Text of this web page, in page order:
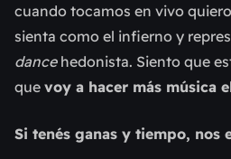
cuando tocamos en vivo
sienta como el infierno y
dancehedonista. Siento que
que voy a hacer más música
Si tenés ganas y tiempo, nos